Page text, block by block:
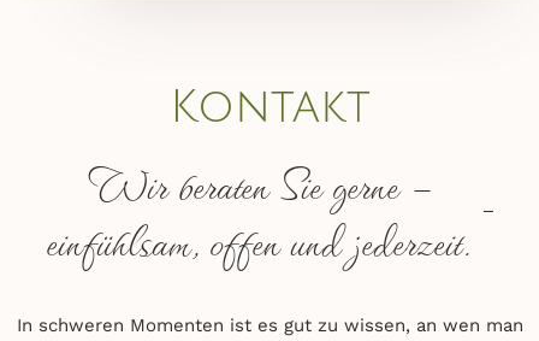
Kontakt
Wir beraten Sie gerne –
einfühlsam, offen und jederzeit.
In schweren Momenten ist es gut zu wissen, an wen man